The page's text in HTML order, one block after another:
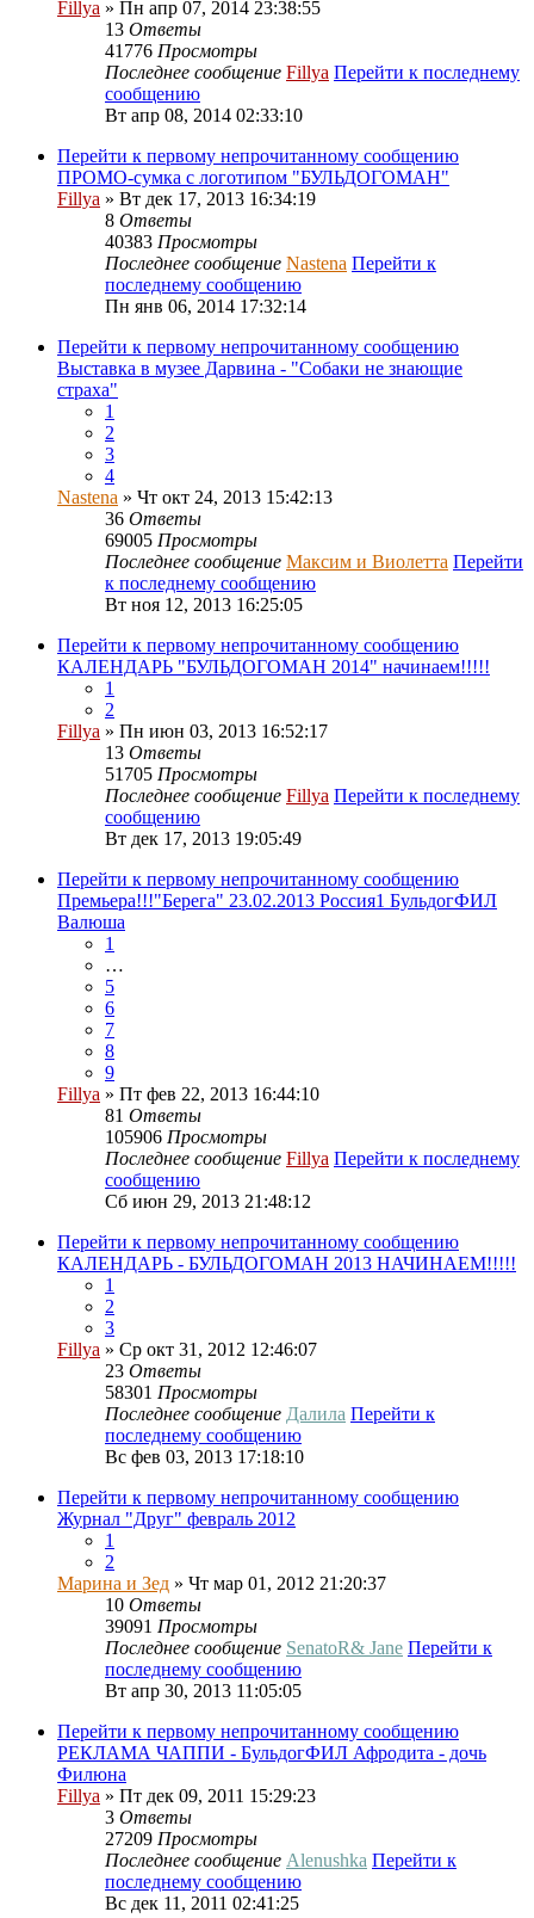
Fillya » Пн апр 07, 2014 23:38:55
13 Ответы
41776 Просмотры
Последнее сообщение Fillya Перейти к последнему
сообщению
Вт апр 08, 2014 02:33:10
Перейти к первому непрочитанному сообщению
ПРОМО-сумка с логотипом "БУЛЬДОГОМАН"
Fillya » Вт дек 17, 2013 16:34:19
8 Ответы
40383 Просмотры
Последнее сообщение Nastena Перейти к
последнему сообщению
Пн янв 06, 2014 17:32:14
Перейти к первому непрочитанному сообщению
Выставка в музее Дарвина - "Собаки не знающие
страха"
1
2
3
4
Nastena » Чт окт 24, 2013 15:42:13
36 Ответы
69005 Просмотры
Последнее сообщение Максим и Виолетта Перейти
к последнему сообщению
Вт ноя 12, 2013 16:25:05
Перейти к первому непрочитанному сообщению
КАЛЕНДАРЬ "БУЛЬДОГОМАН 2014" начинаем!!!!!
1
2
Fillya » Пн июн 03, 2013 16:52:17
13 Ответы
51705 Просмотры
Последнее сообщение Fillya Перейти к последнему
сообщению
Вт дек 17, 2013 19:05:49
Перейти к первому непрочитанному сообщению
Премьера!!!"Берега" 23.02.2013 Россия1 БульдогФИЛ
Валюша
1
…
5
6
7
8
9
Fillya » Пт фев 22, 2013 16:44:10
81 Ответы
105906 Просмотры
Последнее сообщение Fillya Перейти к последнему
сообщению
Сб июн 29, 2013 21:48:12
Перейти к первому непрочитанному сообщению
КАЛЕНДАРЬ - БУЛЬДОГОМАН 2013 НАЧИНАЕМ!!!!!
1
2
3
Fillya » Ср окт 31, 2012 12:46:07
23 Ответы
58301 Просмотры
Последнее сообщение Далила Перейти к
последнему сообщению
Вс фев 03, 2013 17:18:10
Перейти к первому непрочитанному сообщению
Журнал "Друг" февраль 2012
1
2
Марина и Зед » Чт мар 01, 2012 21:20:37
10 Ответы
39091 Просмотры
Последнее сообщение SenatoR& Jane Перейти к
последнему сообщению
Вт апр 30, 2013 11:05:05
Перейти к первому непрочитанному сообщению
РЕКЛАМА ЧАППИ - БульдогФИЛ Афродита - дочь
Филюна
Fillya » Пт дек 09, 2011 15:29:23
3 Ответы
27209 Просмотры
Последнее сообщение Alenushka Перейти к
последнему сообщению
Вс дек 11, 2011 02:41:25